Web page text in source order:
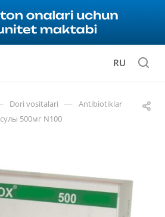
RU
Dori vositalari — Antibiotiklar
500мг N100